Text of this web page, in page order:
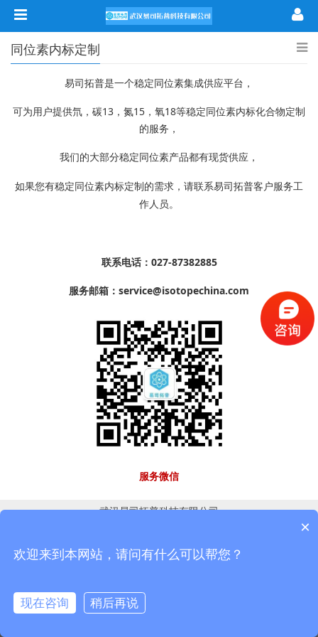
同位素内标定制
易司拓普是一个稳定同位素集成供应平台，
可为用户提供氘，碳13，氮15，氧18等稳定同位素内标化合物定制
的服务，
我们的大部分稳定同位素产品都有现货供应，
如果您有稳定同位素内标定制的需求，请联系易司拓普客户服务工
作人员。
联系电话：027-87382885
服务邮箱：service@isotopechina.com
服务微信
武汉易司拓普科技有限公司
×
欢迎来到本网站，请问有什么可以帮您？
现在咨询 稍后再说